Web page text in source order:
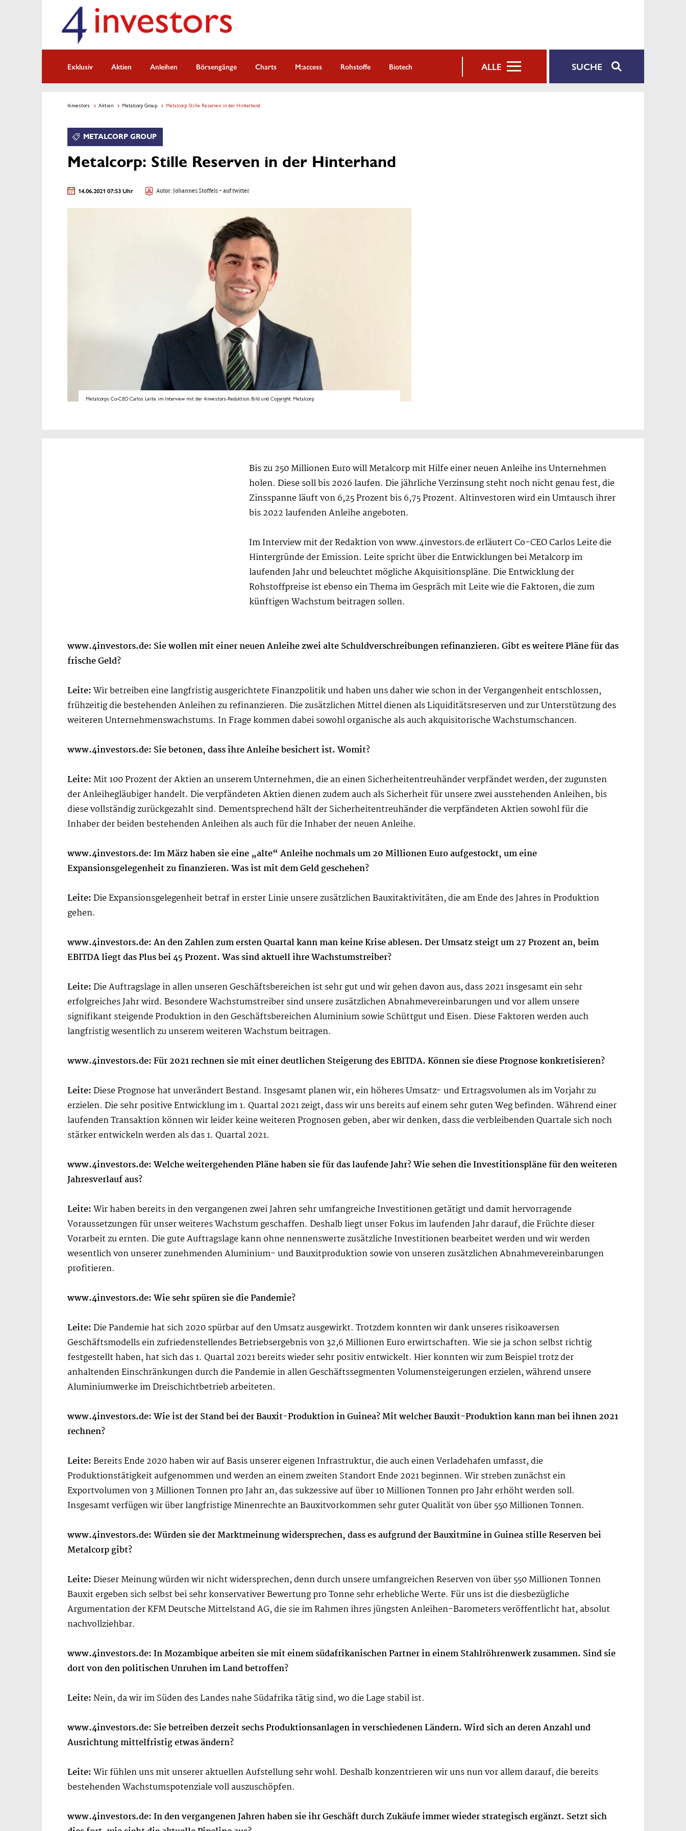
SUCHE
ALLE
Exklusiv Aktien Anleihen Börsengänge Charts M:access Rohstoffe Biotech
4investors Aktien Metalcorp Group Metalcorp: Stille Reserven in der Hinterhand
METALCORP GROUP
Metalcorp: Stille Reserven in der Hinterhand
14.06.2021 07:53 Uhr Autor:Johannes Stoffels- auf twitter
Metalcorps Co-CEO Carlos Leite im Interview mit der 4investors-Redaktion. Bild und Copyright: Metalcorp.
Bis zu 250 Millionen Euro will Metalcorp mit Hilfe einer neuen Anleihe ins Unternehmen
holen. Diese soll bis 2026 laufen. Die jährliche Verzinsung steht noch nicht genau fest, die
Zinsspanne läuft von 6,25 Prozent bis 6,75 Prozent. Altinvestoren wird ein Umtausch ihrer
bis 2022 laufenden Anleihe angeboten.
Im Interview mit der Redaktion von www.4investors.de erläutert Co-CEO Carlos Leite die
Hintergründe der Emission. Leite spricht über die Entwicklungen bei Metalcorp im
laufenden Jahr und beleuchtet mögliche Akquisitionspläne. Die Entwicklung der
Rohstoffpreise ist ebenso ein Thema im Gespräch mit Leite wie die Faktoren, die zum
künftigen Wachstum beitragen sollen.
www.4investors.de: Sie wollen mit einer neuen Anleihe zwei alte Schuldverschreibungen refinanzieren. Gibt es weitere Pläne für das
frische Geld?
Leite:Wir betreiben eine langfristig ausgerichtete Finanzpolitik und haben uns daher wie schon in der Vergangenheit entschlossen,
frühzeitig die bestehenden Anleihen zu refinanzieren. Die zusätzlichen Mittel dienen als Liquiditätsreserven und zur Unterstützung des
weiteren Unternehmenswachstums. In Frage kommen dabei sowohl organische als auch akquisitorische Wachstumschancen.
www.4investors.de: Sie betonen, dass ihre Anleihe besichert ist. Womit?
Leite:Mit 100 Prozent der Aktien an unserem Unternehmen, die an einen Sicherheitentreuhänder verpfändet werden, der zugunsten
der Anleihegläubiger handelt. Die verpfändeten Aktien dienen zudem auch als Sicherheit für unsere zwei ausstehenden Anleihen, bis
diese vollständig zurückgezahlt sind. Dementsprechend hält der Sicherheitentreuhänder die verpfändeten Aktien sowohl für die
Inhaber der beiden bestehenden Anleihen als auch für die Inhaber der neuen Anleihe.
www.4investors.de: Im März haben sie eine „alte“ Anleihe nochmals um 20 Millionen Euro aufgestockt, um eine
Expansionsgelegenheit zu finanzieren. Was ist mit dem Geld geschehen?
Leite:Die Expansionsgelegenheit betraf in erster Linie unsere zusätzlichen Bauxitaktivitäten, die am Ende des Jahres in Produktion
gehen.
www.4investors.de: An den Zahlen zum ersten Quartal kann man keine Krise ablesen. Der Umsatz steigt um 27 Prozent an, beim
EBITDA liegt das Plus bei 45 Prozent. Was sind aktuell ihre Wachstumstreiber?
Leite:Die Auftragslage in allen unseren Geschäftsbereichen ist sehr gut und wir gehen davon aus, dass 2021 insgesamt ein sehr
erfolgreiches Jahr wird. Besondere Wachstumstreiber sind unsere zusätzlichen Abnahmevereinbarungen und vor allem unsere
signifikant steigende Produktion in den Geschäftsbereichen Aluminium sowie Schüttgut und Eisen. Diese Faktoren werden auch
langfristig wesentlich zu unserem weiteren Wachstum beitragen.
www.4investors.de: Für 2021 rechnen sie mit einer deutlichen Steigerung des EBITDA. Können sie diese Prognose konkretisieren?
Leite:Diese Prognose hat unverändert Bestand. Insgesamt planen wir, ein höheres Umsatz- und Ertragsvolumen als im Vorjahr zu
erzielen. Die sehr positive Entwicklung im 1. Quartal 2021 zeigt, dass wir uns bereits auf einem sehr guten Weg befinden. Während einer
laufenden Transaktion können wir leider keine weiteren Prognosen geben, aber wir denken, dass die verbleibenden Quartale sich noch
stärker entwickeln werden als das 1. Quartal 2021.
www.4investors.de: Welche weitergehenden Pläne haben sie für das laufende Jahr? Wie sehen die Investitionspläne für den weiteren
Jahresverlauf aus?
Leite:Wir haben bereits in den vergangenen zwei Jahren sehr umfangreiche Investitionen getätigt und damit hervorragende
Voraussetzungen für unser weiteres Wachstum geschaffen. Deshalb liegt unser Fokus im laufenden Jahr darauf, die Früchte dieser
Vorarbeit zu ernten. Die gute Auftragslage kann ohne nennenswerte zusätzliche Investitionen bearbeitet werden und wir werden
wesentlich von unserer zunehmenden Aluminium- und Bauxitproduktion sowie von unseren zusätzlichen Abnahmevereinbarungen
profitieren.
www.4investors.de: Wie sehr spüren sie die Pandemie?
Leite:Die Pandemie hat sich 2020 spürbar auf den Umsatz ausgewirkt. Trotzdem konnten wir dank unseres risikoaversen
Geschäftsmodells ein zufriedenstellendes Betriebsergebnis von 32,6 Millionen Euro erwirtschaften. Wie sie ja schon selbst richtig
festgestellt haben, hat sich das 1. Quartal 2021 bereits wieder sehr positiv entwickelt. Hier konnten wir zum Beispiel trotz der
anhaltenden Einschränkungen durch die Pandemie in allen Geschäftssegmenten Volumensteigerungen erzielen, während unsere
Aluminiumwerke im Dreischichtbetrieb arbeiteten.
www.4investors.de: Wie ist der Stand bei der Bauxit-Produktion in Guinea? Mit welcher Bauxit-Produktion kann man bei ihnen 2021
rechnen?
Leite:Bereits Ende 2020 haben wir auf Basis unserer eigenen Infrastruktur, die auch einen Verladehafen umfasst, die
Produktionstätigkeit aufgenommen und werden an einem zweiten Standort Ende 2021 beginnen. Wir streben zunächst ein
Exportvolumen von 3 Millionen Tonnen pro Jahr an, das sukzessive auf über 10 Millionen Tonnen pro Jahr erhöht werden soll.
Insgesamt verfügen wir über langfristige Minenrechte an Bauxitvorkommen sehr guter Qualität von über 550 Millionen Tonnen.
www.4investors.de: Würden sie der Marktmeinung widersprechen, dass es aufgrund der Bauxitmine in Guinea stille Reserven bei
Metalcorp gibt?
Leite:Dieser Meinung würden wir nicht widersprechen, denn durch unsere umfangreichen Reserven von über 550 Millionen Tonnen
Bauxit ergeben sich selbst bei sehr konservativer Bewertung pro Tonne sehr erhebliche Werte. Für uns ist die diesbezügliche
Argumentation der KFM Deutsche Mittelstand AG, die sie im Rahmen ihres jüngsten Anleihen-Barometers veröffentlicht hat, absolut
nachvollziehbar.
www.4investors.de: In Mozambique arbeiten sie mit einem südafrikanischen Partner in einem Stahlröhrenwerk zusammen. Sind sie
dort von den politischen Unruhen im Land betroffen?
Leite:Nein, da wir im Süden des Landes nahe Südafrika tätig sind, wo die Lage stabil ist.
www.4investors.de: Sie betreiben derzeit sechs Produktionsanlagen in verschiedenen Ländern. Wird sich an deren Anzahl und
Ausrichtung mittelfristig etwas ändern?
Leite:Wir fühlen uns mit unserer aktuellen Aufstellung sehr wohl. Deshalb konzentrieren wir uns nun vor allem darauf, die bereits
bestehenden Wachstumspotenziale voll auszuschöpfen.
www.4investors.de: In den vergangenen Jahren haben sie ihr Geschäft durch Zukäufe immer wieder strategisch ergänzt. Setzt sich